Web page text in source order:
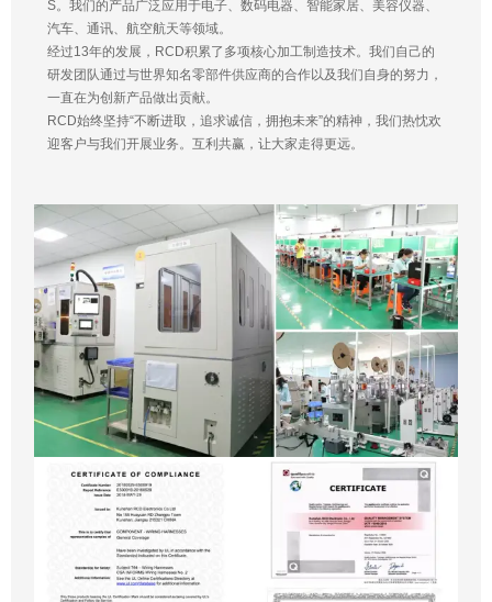
S。我们的产品广泛应用于电子、数码电器、智能家居、美容仪器、
汽车、通讯、航空航天等领域。
经过13年的发展，RCD积累了多项核心加工制造技术。我们自己的
研发团队通过与世界知名零部件供应商的合作以及我们自身的努力，
一直在为创新产品做出贡献。
RCD始终坚持“不断进取，追求诚信，拥抱未来”的精神，我们热忱欢
迎客户与我们开展业务。互利共赢，让大家走得更远。